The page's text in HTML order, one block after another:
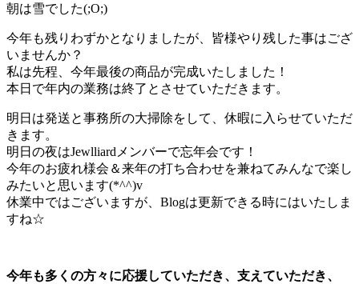
朝は雪でした(;O;)
今年も残りわずかとなりましたが、皆様やり残した事はござ
いませんか？
私は先程、今年最後の商品が完成いたしました！
本日で年内の業務は終了とさせていただきます。
明日は発送と事務所の大掃除をして、休暇に入らせていただ
きます。
明日の夜はJewlliardメンバーで忘年会です！
今年のお疲れ様会＆来年の打ち合わせを兼ねてみんなで楽し
みたいと思います(*^^)v
休業中ではございますが、Blogは更新できる時にはいたしま
すね☆
今年も多くの方々に応援していただき、支えていただき、